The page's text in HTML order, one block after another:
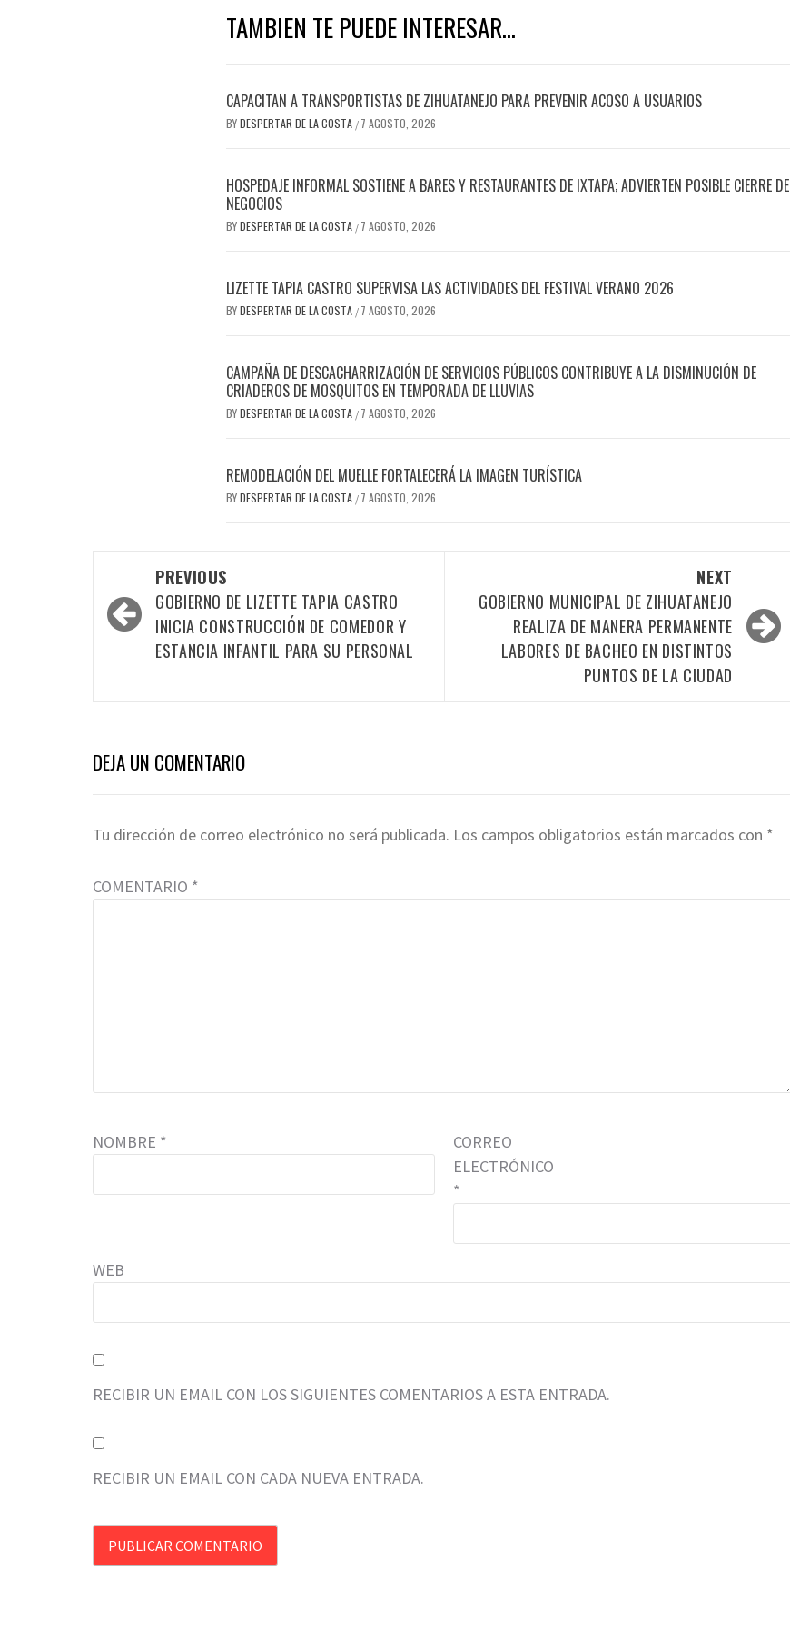
TAMBIEN TE PUEDE INTERESAR...
CAPACITAN A TRANSPORTISTAS DE ZIHUATANEJO PARA PREVENIR ACOSO A USUARIOS
BYDESPERTAR DE LA COSTA / 7 AGOSTO, 2026
HOSPEDAJE INFORMAL SOSTIENE A BARES Y RESTAURANTES DE IXTAPA; ADVIERTEN POSIBLE CIERRE DE
NEGOCIOS
BYDESPERTAR DE LA COSTA / 7 AGOSTO, 2026
LIZETTE TAPIA CASTRO SUPERVISA LAS ACTIVIDADES DEL FESTIVAL VERANO 2026
BYDESPERTAR DE LA COSTA / 7 AGOSTO, 2026
CAMPAÑA DE DESCACHARRIZACIÓN DE SERVICIOS PÚBLICOS CONTRIBUYE A LA DISMINUCIÓN DE
CRIADEROS DE MOSQUITOS EN TEMPORADA DE LLUVIAS
BYDESPERTAR DE LA COSTA / 7 AGOSTO, 2026
REMODELACIÓN DEL MUELLE FORTALECERÁ LA IMAGEN TURÍSTICA
BYDESPERTAR DE LA COSTA / 7 AGOSTO, 2026
navigation
PREVIOUS
GOBIERNO DE LIZETTE TAPIA CASTRO
INICIA CONSTRUCCIÓN DE COMEDOR Y
ESTANCIA INFANTIL PARA SU PERSONAL
NEXT
GOBIERNO MUNICIPAL DE ZIHUATANEJO
REALIZA DE MANERA PERMANENTE
LABORES DE BACHEO EN DISTINTOS
PUNTOS DE LA CIUDAD
DEJA UN COMENTARIO
Tu dirección de correo electrónico no será publicada. Los campos obligatorios están marcados con *
COMENTARIO *
NOMBRE *
CORREO
ELECTRÓNICO
*
WEB
RECIBIR UN EMAIL CON LOS SIGUIENTES COMENTARIOS A ESTA ENTRADA.
RECIBIR UN EMAIL CON CADA NUEVA ENTRADA.